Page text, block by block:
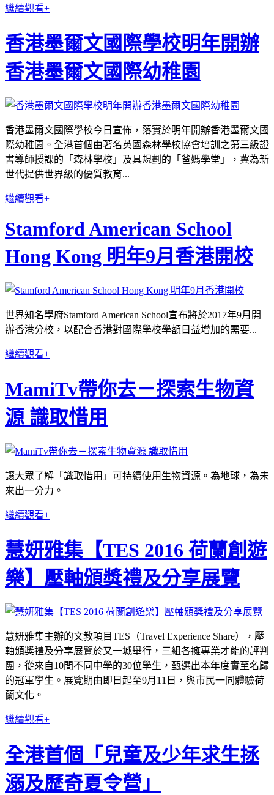
繼續觀看+
香港墨爾文國際學校明年開辦
香港墨爾文國際幼稚園
香港墨爾文國際學校今日宣佈，落實於明年開辦香港墨爾文國
際幼稚園。 全港首個由著名英國森林學校協會培訓之第三級證
書導師授課的「森林學校」及具規劃的「爸媽學堂」，冀為新
世代提供世界級的優質教育...
繼續觀看+
Stamford American School
Hong Kong 明年9月香港開校
世界知名學府Stamford American School宣布將於2017年9月開
辦香港分校，以配合香港對國際學校學額日益增加的需要...
繼續觀看+
MamiTv帶你去－探索生物資
源 識取惜用
讓大眾了解「識取惜用」可持續使用生物資源。為地球，為未
來出一分力。
繼續觀看+
慧妍雅集【TES 2016 荷蘭創遊
樂】壓軸頒獎禮及分享展覽
慧妍雅集主辦的文教項目TES（Travel Experience Share），壓
軸頒獎禮及分享展覽於又一城舉行，三組各擁專業才能的評判
團，從來自10間不同中學的30位學生，甄選出本年度實至名歸
的冠軍學生。展覽期由即日起至9月11日，與市民一同體驗荷
蘭文化。
繼續觀看+
全港首個「兒童及少年求生拯
溺及歷奇夏令營」